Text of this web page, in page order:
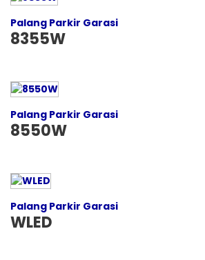
Palang Parkir Garasi
8355W
Palang Parkir Garasi
8550W
Palang Parkir Garasi
WLED